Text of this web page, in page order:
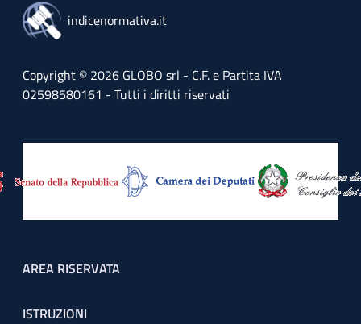
indicenormativa.it
Copyright © 2026 GLOBO srl - C.F. e Partita IVA
02598580161 - Tutti i diritti riservati
Footer menu
AREA RISERVATA
ISTRUZIONI